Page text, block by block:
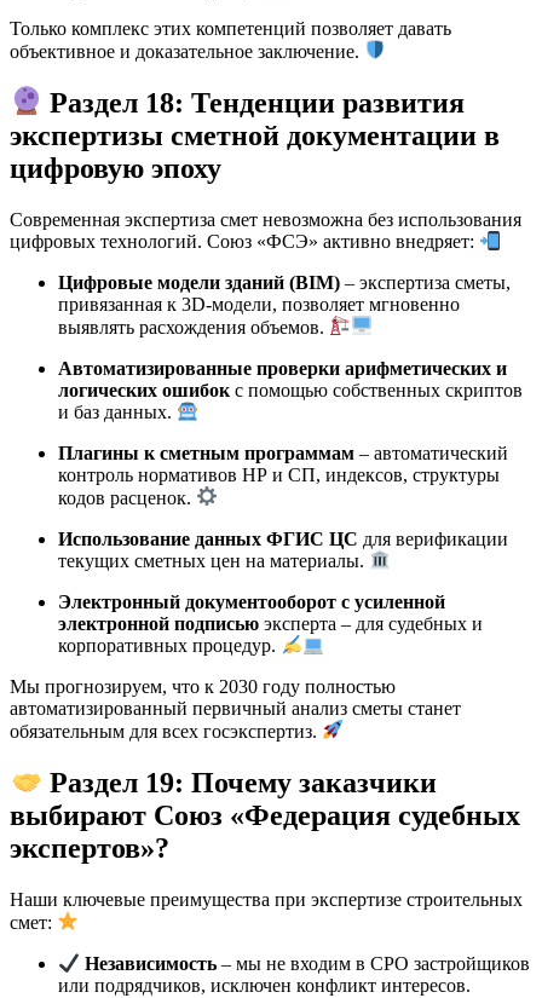
Только комплекс этих компетенций позволяет давать
объективное и доказательное заключение.
Раздел 18: Тенденции развития
экспертизы сметной документации в
цифровую эпоху
Современная экспертиза смет невозможна без использования
цифровых технологий. Союз «ФСЭ» активно внедряет:
Цифровые модели зданий (BIM) – экспертиза сметы,
привязанная к 3D-модели, позволяет мгновенно
выявлять расхождения объемов.
Автоматизированные проверки арифметических и
логических ошибок с помощью собственных скриптов
и баз данных.
Плагины к сметным программам – автоматический
контроль нормативов НР и СП, индексов, структуры
кодов расценок.
Использование данных ФГИС ЦС для верификации
текущих сметных цен на материалы.
Электронный документооборот с усиленной
электронной подписью эксперта – для судебных и
корпоративных процедур.
Мы прогнозируем, что к 2030 году полностью
автоматизированный первичный анализ сметы станет
обязательным для всех госэкспертиз.
Раздел 19: Почему заказчики
выбирают Союз «Федерация судебных
экспертов»?
Наши ключевые преимущества при экспертизе строительных
смет:
Независимость – мы не входим в СРО застройщиков
или подрядчиков, исключен конфликт интересов.